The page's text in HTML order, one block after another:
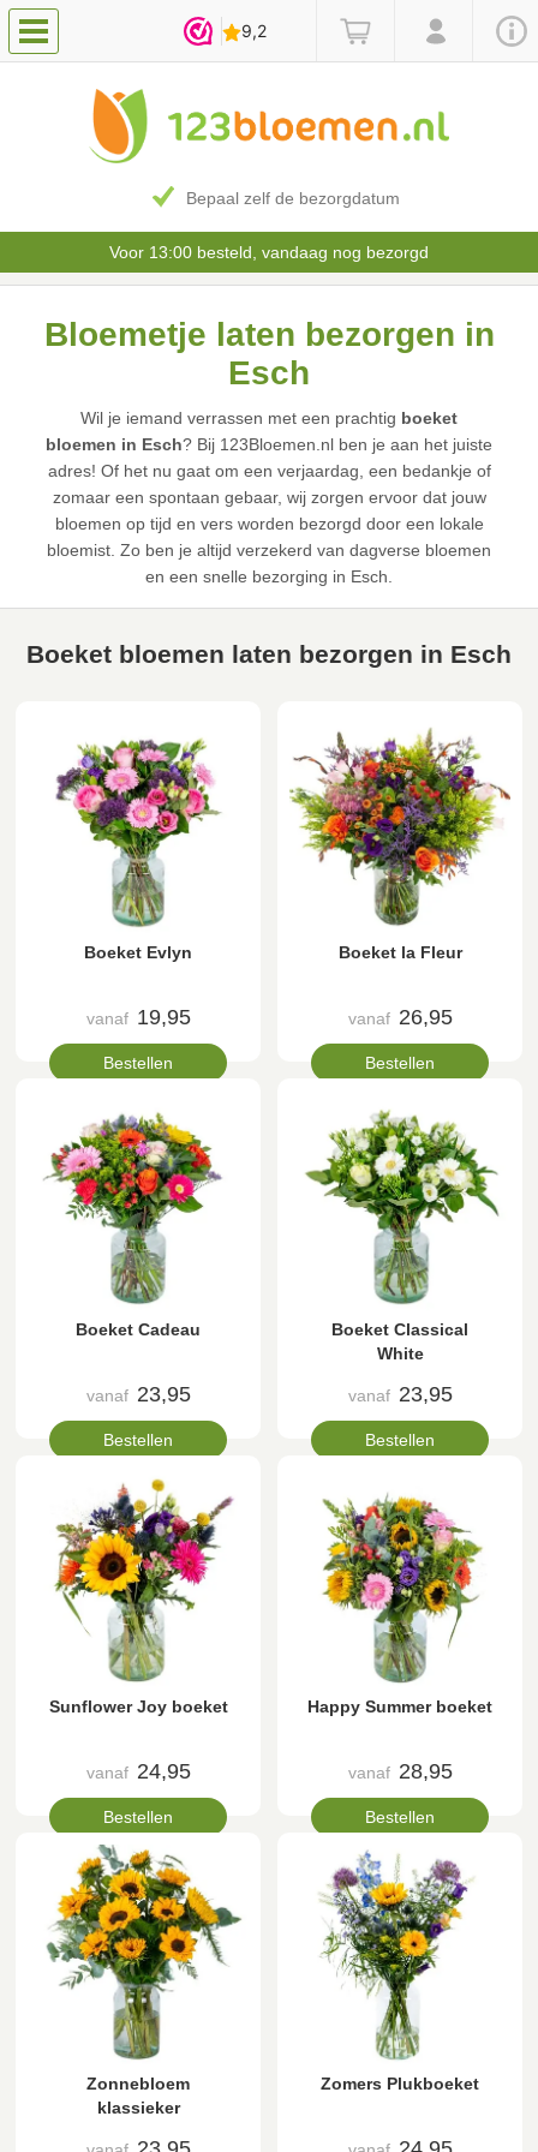
Bepaal zelf de bezorgdatum
Voor 13:00 besteld, vandaag nog bezorgd
Bloemetje laten bezorgen in
Esch
Wil je iemand verrassen met een prachtig boeket
bloemen in Esch? Bij 123Bloemen.nl ben je aan het juiste
adres! Of het nu gaat om een verjaardag, een bedankje of
zomaar een spontaan gebaar, wij zorgen ervoor dat jouw
bloemen op tijd en vers worden bezorgd door een lokale
bloemist. Zo ben je altijd verzekerd van dagverse bloemen
en een snelle bezorging in Esch.
Boeket bloemen laten bezorgen in Esch
Boeket Evlyn
vanaf 19,95
Bestellen
Boeket la Fleur
vanaf 26,95
Bestellen
Boeket Cadeau
vanaf 23,95
Bestellen
Boeket Classical
White
vanaf 23,95
Bestellen
Sunflower Joy boeket
vanaf 24,95
Bestellen
Happy Summer boeket
vanaf 28,95
Bestellen
Zonnebloem
klassieker
Zomers Plukboeket